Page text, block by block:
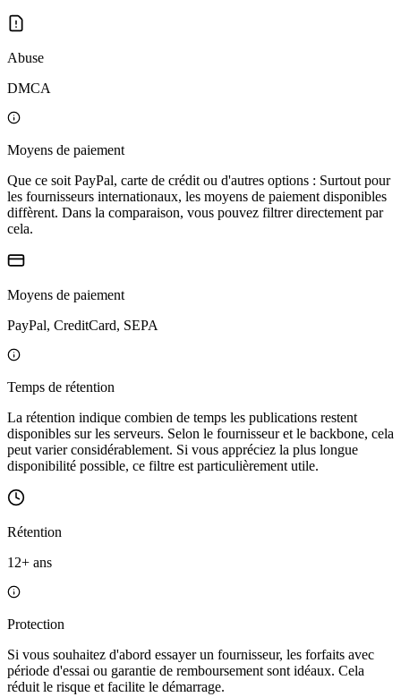
Abuse
DMCA
Moyens de paiement
Que ce soit PayPal, carte de crédit ou d'autres options : Surtout pour
les fournisseurs internationaux, les moyens de paiement disponibles
diffèrent. Dans la comparaison, vous pouvez filtrer directement par
cela.
Moyens de paiement
PayPal, CreditCard, SEPA
Temps de rétention
La rétention indique combien de temps les publications restent
disponibles sur les serveurs. Selon le fournisseur et le backbone, cela
peut varier considérablement. Si vous appréciez la plus longue
disponibilité possible, ce filtre est particulièrement utile.
Rétention
12+ ans
Protection
Si vous souhaitez d'abord essayer un fournisseur, les forfaits avec
période d'essai ou garantie de remboursement sont idéaux. Cela
réduit le risque et facilite le démarrage.